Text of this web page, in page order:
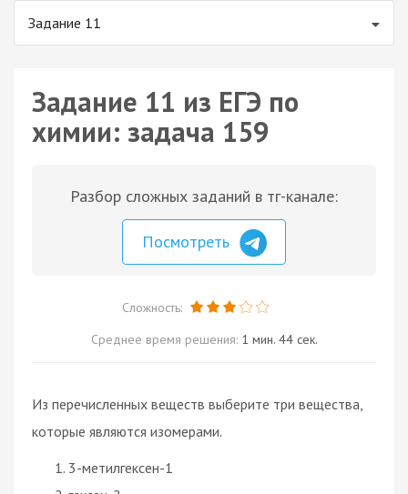
Задание 11
Задание 11 из ЕГЭ по
химии: задача 159
Разбор сложных заданий в тг-канале:
Посмотреть
Сложность:
Среднее время решения: 1 мин. 44 сек.
Из перечисленных веществ выберите три вещества,
которые являются изомерами.
3-метилгексен-1